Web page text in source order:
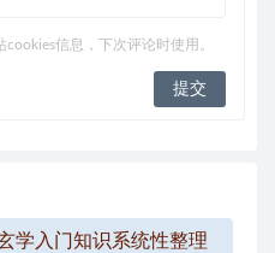
信息，下次评论时使用。
学入门知识系统性整理